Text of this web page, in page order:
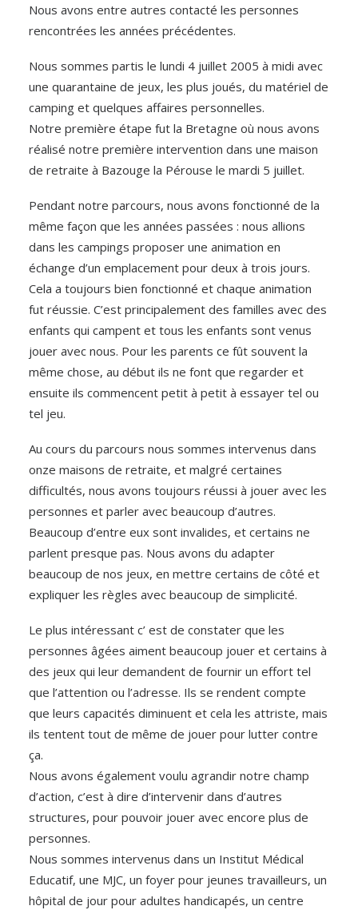
Nous avons entre autres contacté les personnes
rencontrées les années précédentes.
Nous sommes partis le lundi 4 juillet 2005 à midi avec
une quarantaine de jeux, les plus joués, du matériel de
camping et quelques affaires personnelles.
Notre première étape fut la Bretagne où nous avons
réalisé notre première intervention dans une maison
de retraite à Bazouge la Pérouse le mardi 5 juillet.
Pendant notre parcours, nous avons fonctionné de la
même façon que les années passées : nous allions
dans les campings proposer une animation en
échange d’un emplacement pour deux à trois jours.
Cela a toujours bien fonctionné et chaque animation
fut réussie. C’est principalement des familles avec des
enfants qui campent et tous les enfants sont venus
jouer avec nous. Pour les parents ce fût souvent la
même chose, au début ils ne font que regarder et
ensuite ils commencent petit à petit à essayer tel ou
tel jeu.
Au cours du parcours nous sommes intervenus dans
onze maisons de retraite, et malgré certaines
difficultés, nous avons toujours réussi à jouer avec les
personnes et parler avec beaucoup d’autres.
Beaucoup d’entre eux sont invalides, et certains ne
parlent presque pas. Nous avons du adapter
beaucoup de nos jeux, en mettre certains de côté et
expliquer les règles avec beaucoup de simplicité.
Le plus intéressant c’ est de constater que les
personnes âgées aiment beaucoup jouer et certains à
des jeux qui leur demandent de fournir un effort tel
que l’attention ou l’adresse. Ils se rendent compte
que leurs capacités diminuent et cela les attriste, mais
ils tentent tout de même de jouer pour lutter contre
ça.
Nous avons également voulu agrandir notre champ
d’action, c’est à dire d’intervenir dans d’autres
structures, pour pouvoir jouer avec encore plus de
personnes.
Nous sommes intervenus dans un Institut Médical
Educatif, une MJC, un foyer pour jeunes travailleurs, un
hôpital de jour pour adultes handicapés, un centre